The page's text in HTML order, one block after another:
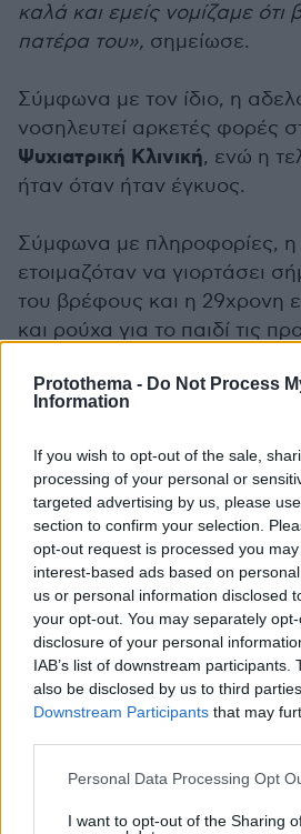
Protothema - Do Not Process
Information
If you wish to opt-out of the sale,
processing of your personal or
targeted advertising by us, please
section to confirm your selection.
opt-out request is processed you
interest-based ads based on
us or personal information disclosed
your opt-out. You may separately
disclosure of your personal
IAB’s list of downstream participants.
also be disclosed by us to third
Downstream Participants that may
Please note that this website/app
not limited to your visit or usage
Personal Data Processing Opt
I want to opt-out of the Sharing
καλά και εμείς νομίζαμε ότι
πατέρα του», σημείωσε.
Σύμφωνα με τον ίδιο, η
νοσηλευτεί αρκετές φορές
Ψυχιατρική Κλινική, ενώ η
ήταν όταν ήταν έγκυος.
Σύμφωνα με πληροφορίες, η
ετοιμαζόταν να γιορτάσει
του βρέφους και η 29χρονη
και ρούχα για το παιδί τις
στην τηλεφωνική
της Τρίτης με την
σύμφωνα με πληροφορίες,
είναι το παιδάκι μου; Που
και έδειχνε να μην έχει
συμβεί. Μάλιστα, η μητέρα
αυτή που της είπε ότι το
και πως τη Δευτέρα έγινε η
Η οικογένεια χρειάζεται
της τοπικής κοινότητας,
κάτοικοι του χωριού